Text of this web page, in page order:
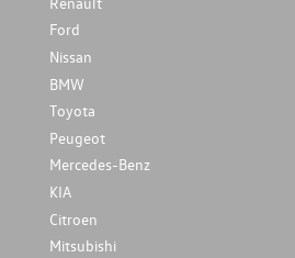
Ford
Nissan
BMW
Toyota
Peugeot
Mercedes-Benz
KIA
Citroen
Mitsubishi